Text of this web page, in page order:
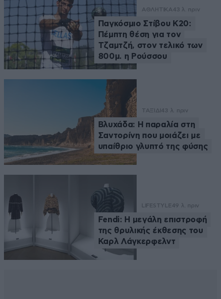
ΑΘΛΗΤΙΚΑ43 λ. πριν
Παγκόσμιο Στίβου Κ20:
Πέμπτη θέση για τον
Τζαμτζή, στον τελικό των
800μ. η Ρούσσου
ΤΑΞΙΔΙ43 λ. πριν
Βλυχάδα: Η παραλία στη
Σαντορίνη που μοιάζει με
υπαίθριο γλυπτό της φύσης
LIFESTYLE49 λ. πριν
Fendi: Η μεγάλη επιστροφή
της θρυλικής έκθεσης του
Καρλ Λάγκερφελντ